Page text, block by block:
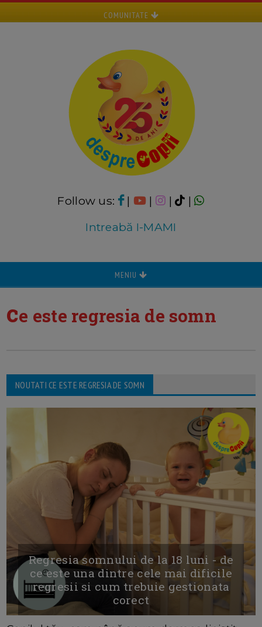
COMUNITATE
Follow us: | | |
|
Intreabă I-MAMI
MENIU
ce este regresia de somn
NOUTATI CE ESTE REGRESIA DE SOMN
Regresia somnului de la 18 luni - de
ce este una dintre cele mai dificile
regresii si cum trebuie gestionata
corect